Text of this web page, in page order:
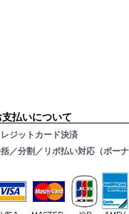
支払いについて
ジットカード決済
／分割／リボ払い対応（ボーナ